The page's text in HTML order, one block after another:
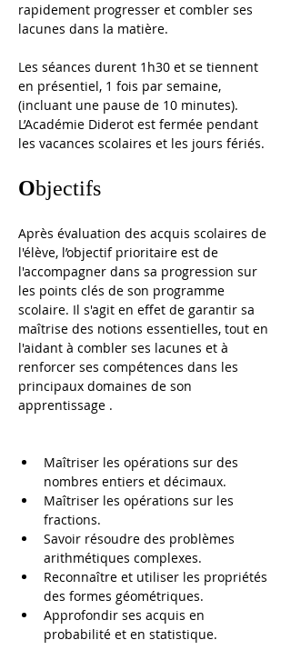
rapidement progresser et combler ses
lacunes dans la matière.
Les séances durent 1h30 et se tiennent
en présentiel, 1 fois par semaine,
(incluant une pause de 10 minutes).
L’Académie Diderot est fermée pendant
les vacances scolaires et les jours fériés.
Objectifs
Après évaluation des acquis scolaires de
l'élève, l’objectif prioritaire est de
l'accompagner dans sa progression sur
les points clés de son programme
scolaire. Il s'agit en effet de garantir sa
maîtrise des notions essentielles, tout en
l'aidant à combler ses lacunes et à
renforcer ses compétences dans les
principaux domaines de son
apprentissage .
Maîtriser les opérations sur des
nombres entiers et décimaux.
Maîtriser les opérations sur les
fractions.
Savoir résoudre des problèmes
arithmétiques complexes.
Reconnaître et utiliser les propriétés
des formes géométriques.
Approfondir ses acquis en
probabilité et en statistique.